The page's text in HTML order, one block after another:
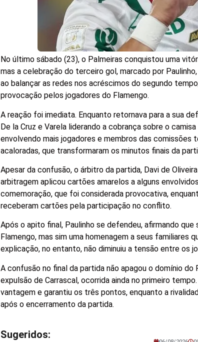
No último sábado (23), o Palmeiras conquistou uma
mas a celebração do terceiro gol, marcado por
ao balançar as redes nos acréscimos do segundo
provocação pelos jogadores do Flamengo.
A reação foi imediata. Enquanto retornava para a sua
De la Cruz e Varela liderando a cobrança sobre o
envolvendo mais jogadores e membros das comissões
acaloradas, que transformaram os minutos finais da
Apesar da confusão, o árbitro da partida, Davi de
arbitragem aplicou cartões amarelos a alguns
comemoração, que foi considerada provocativa,
receberam cartões pela participação no conflito.
Após o apito final, Paulinho se defendeu, afirmando
Flamengo, mas sim uma homenagem a seus
explicação, no entanto, não diminuiu a tensão entre os
A confusão no final da partida não apagou o domínio
expulsão de Carrascal, ocorrida ainda no primeiro
vantagem e garantiu os três pontos, enquanto a
após o encerramento da partida.
Sugeridos: